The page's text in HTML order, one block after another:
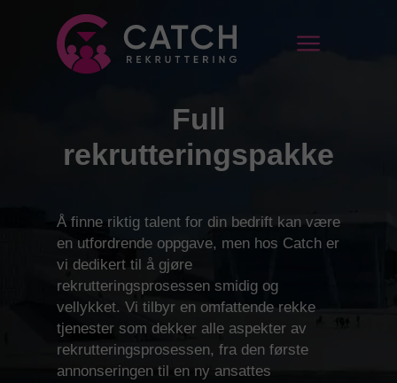
Å finne riktig talent for din bedrift kan være
en utfordrende oppgave, men hos Catch er
vi dedikert til å gjøre
rekrutteringsprosessen smidig og
vellykket. Vi tilbyr en omfattende rekke
tjenester som dekker alle aspekter av
rekrutteringsprosessen, fra den første
annonseringen til en ny ansattes
Full
rekrutteringspakke